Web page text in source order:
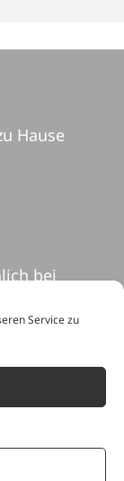
Service zu
Hause
bei
14